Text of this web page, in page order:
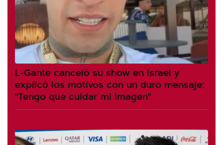
L-Gante canceló su show en Israel y
explicó los motivos con un duro mensaje:
"Tengo que cuidar mi imagen"